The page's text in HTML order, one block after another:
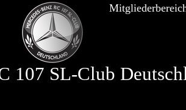
107 SL-Club